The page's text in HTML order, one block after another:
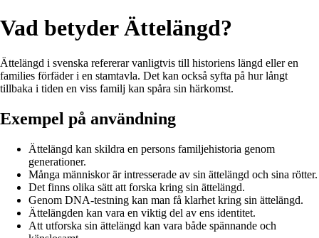
Vad betyder Ättelängd?
Ättelängd i svenska refererar vanligtvis till historiens längd eller en
families förfäder i en stamtavla. Det kan också syfta på hur långt
tillbaka i tiden en viss familj kan spåra sin härkomst.
Exempel på användning
Ättelängd kan skildra en persons familjehistoria genom
generationer.
Många människor är intresserade av sin ättelängd och sina rötter.
Det finns olika sätt att forska kring sin ättelängd.
Genom DNA-testning kan man få klarhet kring sin ättelängd.
Ättelängden kan vara en viktig del av ens identitet.
Att utforska sin ättelängd kan vara både spännande och